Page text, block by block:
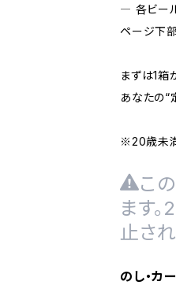
― 各ビール
ページ下
まずは1箱
あなたの“
※20歳未
こ
ます
止され
のし・カ